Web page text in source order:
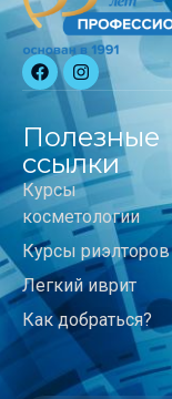
Полезные
ссылки
Курсы
косметологии
Курсы риэлторов
Легкий иврит
Как добраться?